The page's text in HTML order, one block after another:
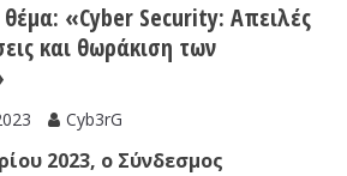
«Cyber Security: Απειλές
και θωράκιση των
Cyb3rG
2023, ο Σύνδεσμος